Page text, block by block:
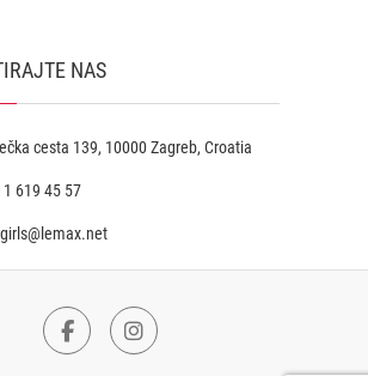
NAS
cesta 139, 10000 Zagreb, Croatia
619 45 57
FacebookInstagram